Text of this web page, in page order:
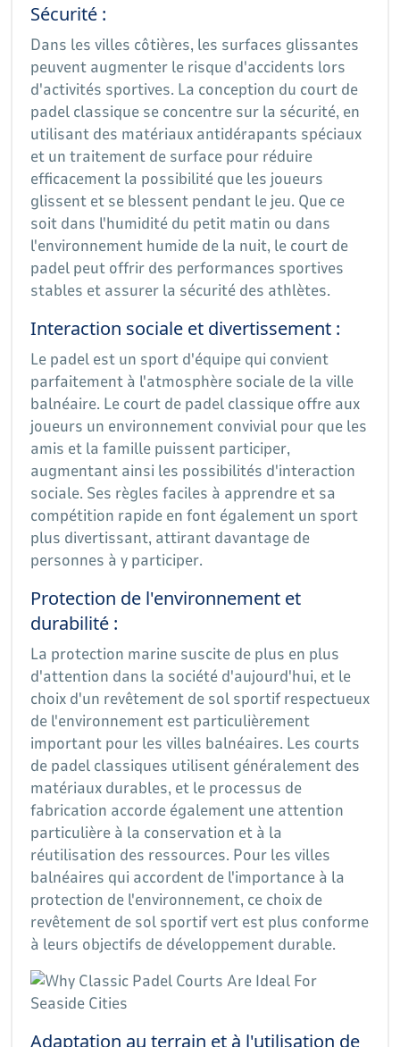
Sécurité :
Dans les villes côtières, les surfaces glissantes
peuvent augmenter le risque d'accidents lors
d'activités sportives. La conception du court de
padel classique se concentre sur la sécurité, en
utilisant des matériaux antidérapants spéciaux
et un traitement de surface pour réduire
efficacement la possibilité que les joueurs
glissent et se blessent pendant le jeu. Que ce
soit dans l'humidité du petit matin ou dans
l'environnement humide de la nuit, le court de
padel peut offrir des performances sportives
stables et assurer la sécurité des athlètes.
Interaction sociale et divertissement :
Le padel est un sport d'équipe qui convient
parfaitement à l'atmosphère sociale de la ville
balnéaire. Le court de padel classique offre aux
joueurs un environnement convivial pour que les
amis et la famille puissent participer,
augmentant ainsi les possibilités d'interaction
sociale. Ses règles faciles à apprendre et sa
compétition rapide en font également un sport
plus divertissant, attirant davantage de
personnes à y participer.
Protection de l'environnement et
durabilité :
La protection marine suscite de plus en plus
d'attention dans la société d'aujourd'hui, et le
choix d'un revêtement de sol sportif respectueux
de l'environnement est particulièrement
important pour les villes balnéaires. Les courts
de padel classiques utilisent généralement des
matériaux durables, et le processus de
fabrication accorde également une attention
particulière à la conservation et à la
réutilisation des ressources. Pour les villes
balnéaires qui accordent de l'importance à la
protection de l'environnement, ce choix de
revêtement de sol sportif vert est plus conforme
à leurs objectifs de développement durable.
Adaptation au terrain et à l'utilisation de